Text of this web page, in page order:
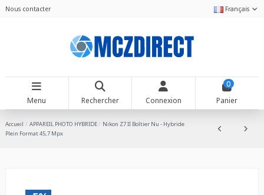
Nous contacter Français
Menu Rechercher Connexion
0
Panier
Accueil APPAREIL PHOTO HYBRIDE
Nikon Z7 II Boîtier Nu - Hybride
Plein Format 45,7 Mpx